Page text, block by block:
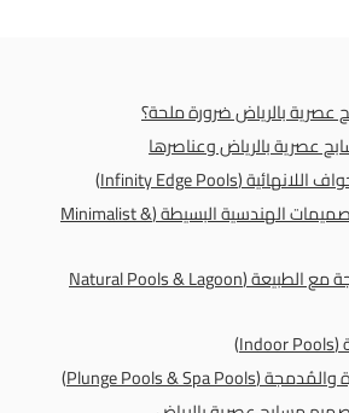
عصرية بالرياض ضرورة ملحة؟
عصرية بالرياض وعناصرها
2. المسابح ذات التصميمات الهندسية البسيطة (Minimalist &
3. المسابح المدمجة مع الطبيعة (Natural Pools & Lagoon